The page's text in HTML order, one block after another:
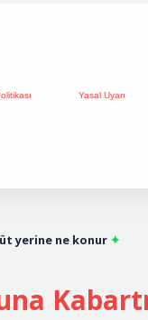
Yasal Uyarı
yerine ne konur